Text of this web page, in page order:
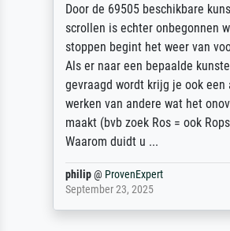
Door de 69505 beschikbare
scrollen is echter onbegonnen
stoppen begint het weer van
Als er naar een bepaalde
gevraagd wordt krijg je ook een
werken van andere wat het
maakt (bvb zoek Ros = ook
Waarom duidt u ...
philip@ ProvenExpert
September 23, 2025